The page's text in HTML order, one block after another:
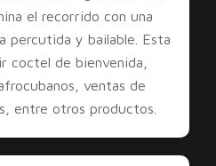
el recorrido con una
percutida y bailable. Esta
coctel de bienvenida,
ventas de
entre otros productos.